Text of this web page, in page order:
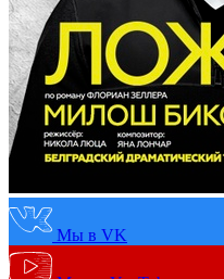
Мы в VK